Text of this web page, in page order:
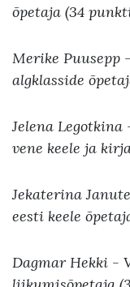
õpetaja (34
Merike Puusepp
algklasside
Jelena
vene keele ja
Jekaterina
eesti keele
Dagmar Hekki -